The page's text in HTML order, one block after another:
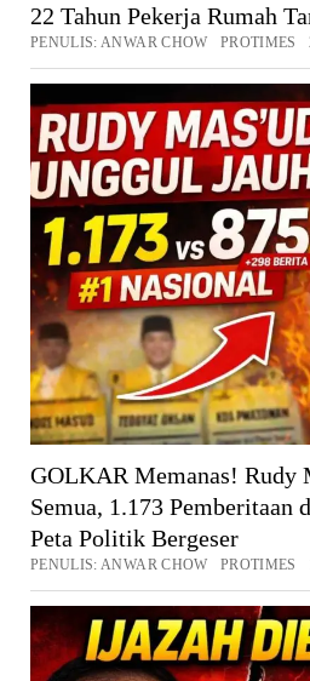
22 Tahun Pekerja Rumah
PENULIS: ANWAR CHOW PROTIMES
GOLKAR Memanas! Rudy
Semua, 1.173 Pemberitaan
Peta Politik Bergeser
PENULIS: ANWAR CHOW PROTIMES